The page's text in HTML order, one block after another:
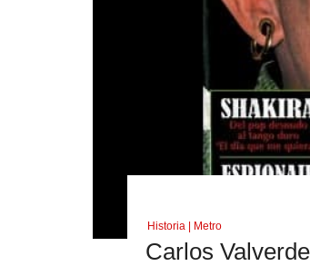
Historia | Metro
Carlos